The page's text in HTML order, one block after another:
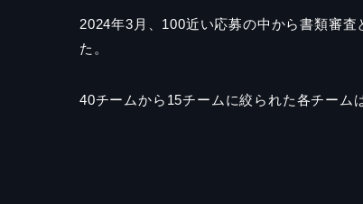
2024年3月、100近い応募の中から書類審
た。
40チームから15チームに絞られた各チーム